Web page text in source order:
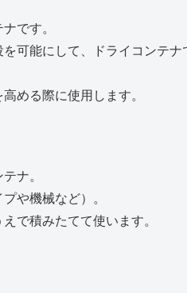
です。
可能にして、ドライコンテ
める際に使用します。
ナ。
や機械など）。
で積みたてて使います。